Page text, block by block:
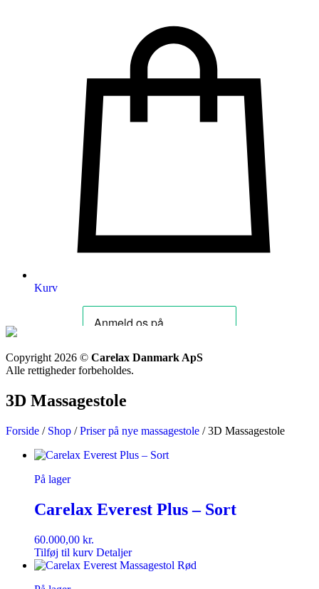
Kurv
Copyright 2026 © Carelax Danmark ApS
Alle rettigheder forbeholdes.
3D Massagestole
Forside / Shop /Priser på nye massagestole / 3D Massagestole
På lager
Carelax Everest Plus – Sort
60.000,00 kr.
Tilføj til kurv Detaljer